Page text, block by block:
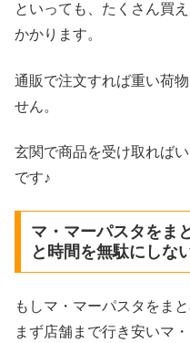
といっても、たくさん買
かかります。
通販で注文すれば重い荷
せん。
玄関で商品を受け取れば
です♪
マ・マーパスタをま
と時間を無駄にしな
もしマ・マーパスタをま
まず店舗まで行き安いマ